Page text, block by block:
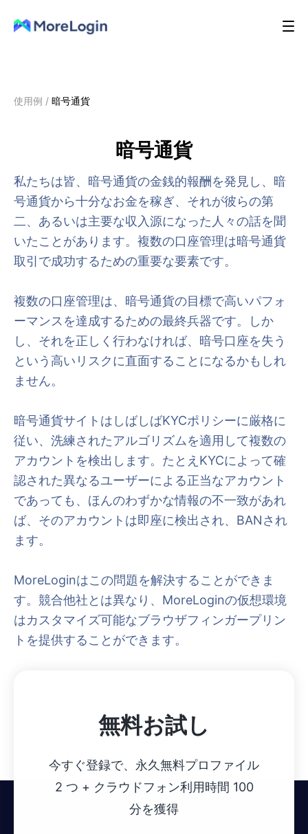
使用例 / 暗号通貨
暗号通貨
私たちは皆、暗号通貨の金銭的報酬を発見し、暗
号通貨から十分なお金を稼ぎ、それが彼らの第
二、あるいは主要な収入源になった人々の話を聞
いたことがあります。複数の口座管理は暗号通貨
取引で成功するための重要な要素です。
複数の口座管理は、暗号通貨の目標で高いパフォ
ーマンスを達成するための最終兵器です。しか
し、それを正しく行わなければ、暗号口座を失う
という高いリスクに直面することになるかもしれ
ません。
暗号通貨サイトはしばしばKYCポリシーに厳格に
従い、洗練されたアルゴリズムを適用して複数の
アカウントを検出します。たとえKYCによって確
認された異なるユーザーによる正当なアカウント
であっても、ほんのわずかな情報の不一致があれ
ば、そのアカウントは即座に検出され、BANされ
ます。
MoreLoginはこの問題を解決することができま
す。競合他社とは異なり、MoreLoginの仮想環境
はカスタマイズ可能なブラウザフィンガープリン
トを提供することができます。
無料お試し
今すぐ登録で、永久無料プロファイル
2 つ + クラウドフォン利用時間 100
分を獲得